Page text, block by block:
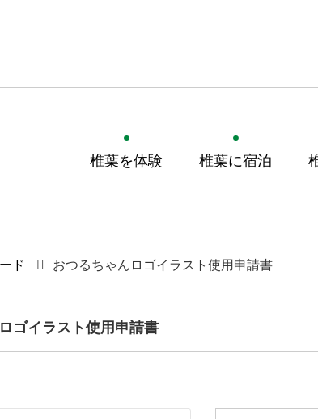
椎葉を体験 椎葉に宿泊
ド おつるちゃんロゴイラスト使用申請書
ゴイラスト使用申請書